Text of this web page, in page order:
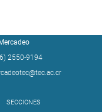
2550-9194
SECCIONES